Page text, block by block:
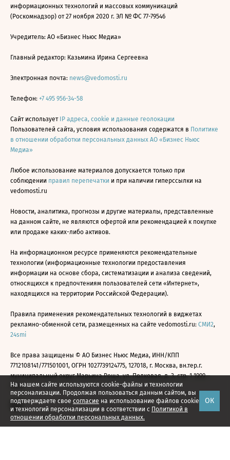
На нашем сайте используются cookie-файлы и технологии
персонализации. Продолжая пользоваться данным сайтом, вы
подтверждаете свое согласие на использование файлов cookie
и технологий персонализации в соответствии с Политикой в
отношении обработки персональных данных.
ОК
информационных технологий и массовых коммуникаций
(Роскомнадзор) от 27 ноября 2020 г. ЭЛ № ФС 77-79546
Учредитель: АО «Бизнес Ньюс Медиа»
Главный редактор: Казьмина Ирина Сергеевна
Электронная почта: news@vedomosti.ru
Телефон: +7 495 956-34-58
Сайт использует IP адреса, cookie и данные геолокации
Пользователей сайта, условия использования содержатся в Политике
в отношении обработки персональных данных АО «Бизнес Ньюс
Медиа»
Любое использование материалов допускается только при
соблюдении правил перепечатки и при наличии гиперссылки на
vedomosti.ru
Новости, аналитика, прогнозы и другие материалы, представленные
на данном сайте, не являются офертой или рекомендацией к покупке
или продаже каких-либо активов.
На информационном ресурсе применяются рекомендательные
технологии (информационные технологии предоставления
информации на основе сбора, систематизации и анализа сведений,
относящихся к предпочтениям пользователей сети «Интернет»,
находящихся на территории Российской Федерации).
Правила применения рекомендательных технологий в виджетах
рекламно-обменной сети, размещенных на сайте vedomosti.ru: СМИ2,
24smi
Все права защищены © АО Бизнес Ньюс Медиа, ИНН/КПП
7712108141/771501001, ОГРН 1027739124775, 127018, г. Москва, вн.тер.г.
муниципальный округ Марьина Роща, ул. Полковая, д. 3, стр. 1 1999—
2026